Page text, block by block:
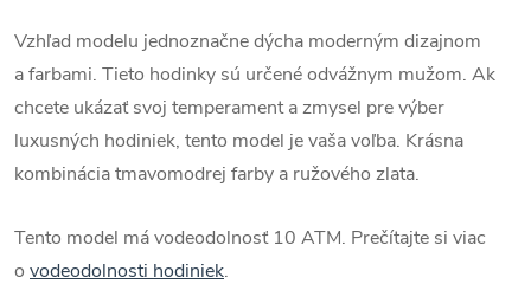
Vzhľad modelu jednoznačne dýcha moderným dizajnom
a farbami. Tieto hodinky sú určené odvážnym mužom. Ak
chcete ukázať svoj temperament a zmysel pre výber
luxusných hodiniek, tento model je vaša voľba. Krásna
kombinácia tmavomodrej farby a ružového zlata.
Tento model má vodeodolnosť 10 ATM. Prečítajte si viac
o vodeodolnosti hodiniek.